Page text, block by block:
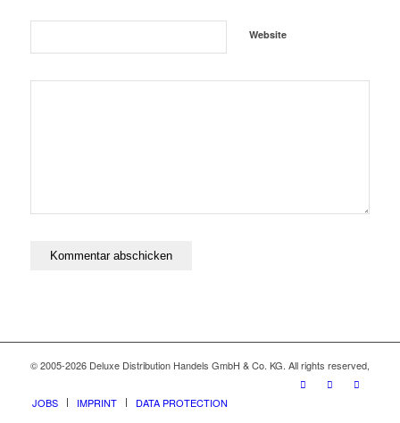
Website
© 2005-2026 Deluxe Distribution Handels GmbH & Co. KG. All rights reserved,
JOBS IMPRINT DATA PROTECTION